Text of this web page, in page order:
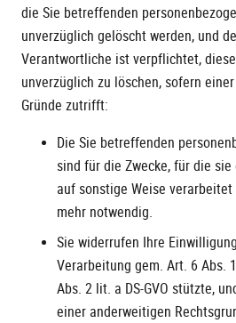
die Sie betreffenden
unverzüglich gelöscht werden, und
Verantwortliche ist verpflichtet,
unverzüglich zu löschen, sofern
Gründe zutrifft:
Die Sie betreffenden
sind für die Zwecke, für die sie
auf sonstige Weise
mehr notwendig.
Sie widerrufen Ihre
Verarbeitung gem. Art. 6 Abs.
Abs. 2 lit. a DS-GVO stützte,
einer anderweitigen